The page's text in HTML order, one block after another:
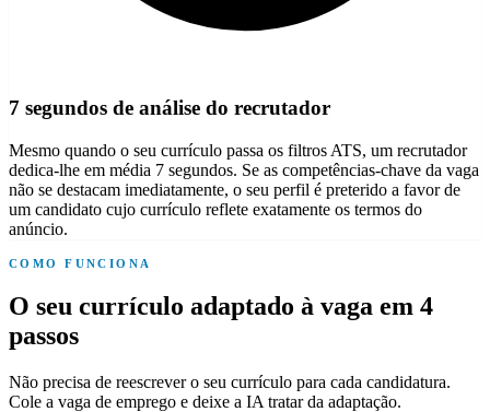
7 segundos de análise do recrutador
Mesmo quando o seu currículo passa os filtros ATS, um recrutador
dedica-lhe em média 7 segundos. Se as competências-chave da vaga
não se destacam imediatamente, o seu perfil é preterido a favor de
um candidato cujo currículo reflete exatamente os termos do
anúncio.
COMO FUNCIONA
O seu currículo adaptado à vaga em 4
passos
Não precisa de reescrever o seu currículo para cada candidatura.
Cole a vaga de emprego e deixe a IA tratar da adaptação.